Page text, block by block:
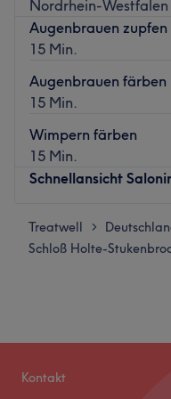
Nordrhein-Westfalen
Augenbrauen zupfen
15 Min.
Augenbrauen färben
15 Min.
Wimpern färben
15 Min.
Schnellansicht
Montag
Dienstag
Treatwell >
Schloß Holte-
Kontakt